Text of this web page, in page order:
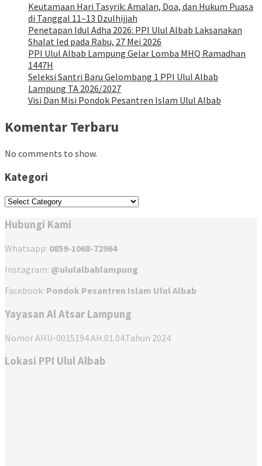
Keutamaan Hari Tasyrik: Amalan, Doa, dan Hukum Puasa
di Tanggal 11–13 Dzulhijjah
Penetapan Idul Adha 2026: PPI Ulul Albab Laksanakan
Shalat Ied pada Rabu, 27 Mei 2026
PPI Ulul Albab Lampung Gelar Lomba MHQ Ramadhan
1447H
Seleksi Santri Baru Gelombang 1 PPI Ulul Albab
Lampung TA 2026/2027
Visi Dan Misi Pondok Pesantren Islam Ulul Albab
Komentar Terbaru
No comments to show.
Kategori
Kategori
Hubungi Kami
Whatsapp: 0859-1068-72964
Instagram: @ululalbablampung
Facebook: Pondok Pesantren Islam Ulul Albab
Yayasan Al Atsar Lampung
Nomor AHU-0015194.AH.01.04.Tahun 2024
Lokasi PPI Ulul Albab